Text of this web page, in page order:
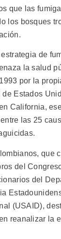
que las
los bosques
de
la salud
por la
Estados
California,
las 25
que
del
del
(USAID),
reanalizar la